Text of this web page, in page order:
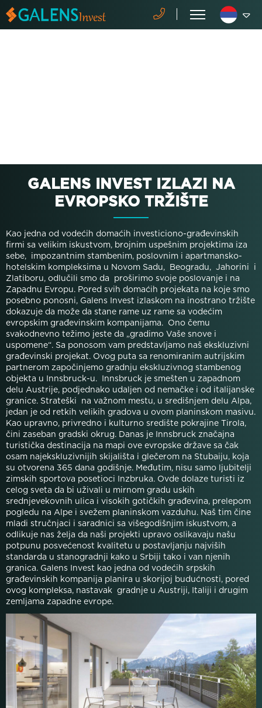
GALENS INVEST IZLAZI NA
EVROPSKO TRŽIŠTE
Kao jedna od vodećih domaćih investiciono-građevinskih
firmi sa velikim iskustvom, brojnim uspešnim projektima iza
sebe, impozantnim stambenim, poslovnim i apartmansko-
hotelskim kompleksima u Novom Sadu, Beogradu, Jahorini i
Zlatiboru, odlučili smo da proširimo svoje poslovanje i na
Zapadnu Evropu. Pored svih domaćih projekata na koje smo
posebno ponosni, Galens Invest izlaskom na inostrano tržište
dokazuje da može da stane rame uz rame sa vodećim
evropskim građevinskim kompanijama. Ono čemu
svakodnevno težimo jeste da „gradimo Vaše snove i
uspomene“. Sa ponosom vam predstavljamo naš ekskluzivni
građevinski projekat. Ovog puta sa renomiranim autrijskim
partnerom započinjemo gradnju ekskluzivnog stambenog
objekta u Innsbruck-u. Innsbruck je smešten u zapadnom
delu Austrije, podjednako udaljen od nemačke i od italijanske
granice. Strateški na važnom mestu, u središnjem delu Alpa,
jedan je od retkih velikih gradova u ovom planinskom masivu.
Kao upravno, privredno i kulturno središte pokrajine Tirola,
čini zaseban gradski okrug. Danas je Innsbruck značajna
turistička destinacija na mapi ove evropske države sa čak
osam najekskluzivnijih skijališta i glečerom na Stubaiju, koja
su otvorena 365 dana godišnje. Međutim, nisu samo ljubitelji
zimskih sportova posetioci Inzbruka. Ovde dolaze turisti iz
celog sveta da bi uživali u mirnom gradu uskih
srednjevekovnih ulica i visokih gotičkih građevina, prelepom
pogledu na Alpe i svežem planinskom vazduhu. Naš tim čine
mladi stručnjaci i saradnici sa višegodišnjim iskustvom, a
odlikuje nas želja da naši projekti upravo oslikavaju našu
potpunu posvećenost kvalitetu u postavljanju najviših
standarda u stanogradnji kako u Srbiji tako i van njenih
granica. Galens Invest kao jedna od vodećih srpskih
građevinskih kompanija planira u skorijoj budućnosti, pored
ovog kompleksa, nastavak gradnje u Austriji, Italiji i drugim
zemljama zapadne evrope.